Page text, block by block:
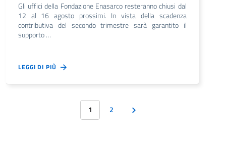
Gli uffici della Fondazione Enasarco resteranno chiusi dal
12 al 16 agosto prossimi. In vista della scadenza
contributiva del secondo trimestre sarà garantito il
supporto …
LEGGI DI PIÙ
1 2